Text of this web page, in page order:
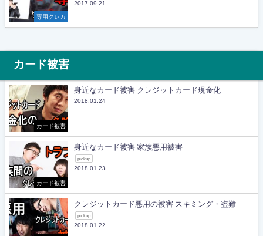
専用クレカ
2017.09.21
カード被害
カード被害
身近なカード被害 クレジットカード現金化
2018.01.24
カード被害
身近なカード被害 家族悪用被害
pickup
2018.01.23
クレジットカード悪用の被害 スキミング・盗難
pickup
2018.01.22